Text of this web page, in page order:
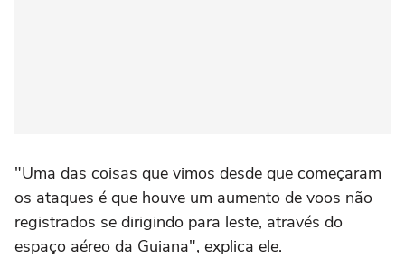
"Uma das coisas que vimos desde que começaram
os ataques é que houve um aumento de voos não
registrados se dirigindo para leste, através do
espaço aéreo da Guiana", explica ele.